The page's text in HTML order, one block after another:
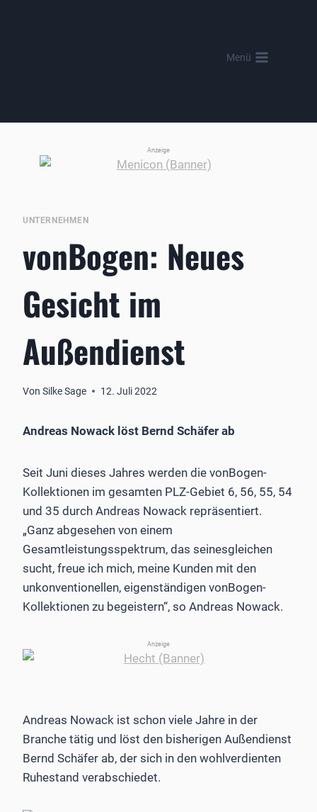
Menü
Anzeige
UNTERNEHMEN
vonBogen: Neues
Gesicht im
Außendienst
Von Silke Sage 12. Juli 2022
Andreas Nowack löst Bernd Schäfer ab
Seit Juni dieses Jahres werden die vonBogen-
Kollektionen im gesamten PLZ-Gebiet 6, 56, 55, 54
und 35 durch Andreas Nowack repräsentiert.
„Ganz abgesehen von einem
Gesamtleistungsspektrum, das seinesgleichen
sucht, freue ich mich, meine Kunden mit den
unkonventionellen, eigenständigen vonBogen-
Kollektionen zu begeistern“, so Andreas Nowack.
Anzeige
Andreas Nowack ist schon viele Jahre in der
Branche tätig und löst den bisherigen Außendienst
Bernd Schäfer ab, der sich in den wohlverdienten
Ruhestand verabschiedet.